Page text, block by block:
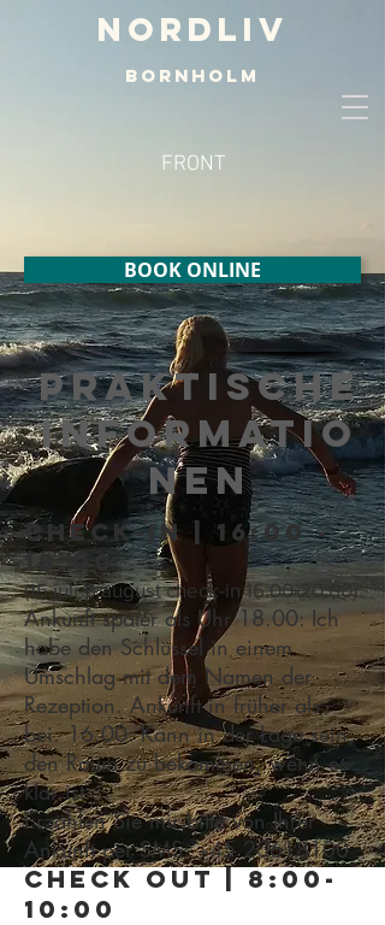
Nordliv
BORNHOLM
FRONT
BOOK ONLINE
praktische
Informatio
nen
Check-in | 16:00 -
18.00
(15.juli-6.august check-in16.00-20.00)
Ankunft später als Uhr 18.00: Ich
habe den Schlüssel in einem
Umschlag mit dem Namen der
Rezeption. Ankunft in früher als
bei. 16.00: Kann in der Lage sein,
den Raum zu bekommen, wenn es
klar ist.
Erzählen Sie mir bitte von Ihrer
Ankunft per SMS:+45 20618100
Check out | 8:00-
10:00